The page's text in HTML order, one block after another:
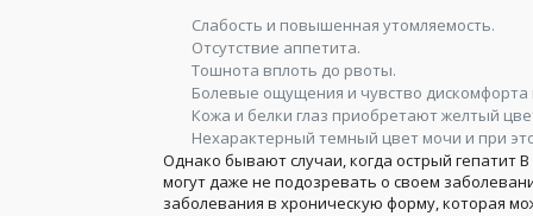
Слабость и повышенная утомляемость.
Отсутствие аппетита.
Тошнота вплоть до рвоты.
Болевые ощущения и чувство дискомфорта
Кожа и белки глаз приобретают желтый
Нехарактерный темный цвет мочи и при
Однако бывают случаи, когда острый гепатит
могут даже не подозревать о своем
заболевания в хроническую форму, которая